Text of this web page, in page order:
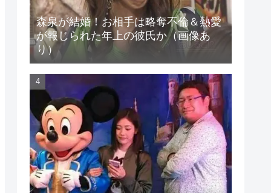
森泉が結婚！お相手は略奪不倫＆熱愛
が報じられた年上の彼氏か（画像あ
り）